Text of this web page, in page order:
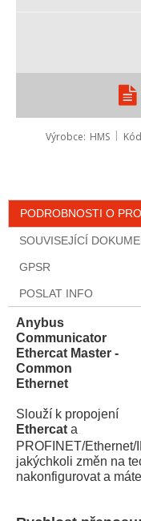
Výrobce HMS Kód
PODROBNOSTI O
SOUVISEJÍCÍ
GPSR
POSLAT INFO
Anybus
Communicator
Ethercat Master -
Common
Ethernet
Slouží k propojení
Ethercat a
PROFINET/
jakýchkoli změn na
nakonfigurovat a